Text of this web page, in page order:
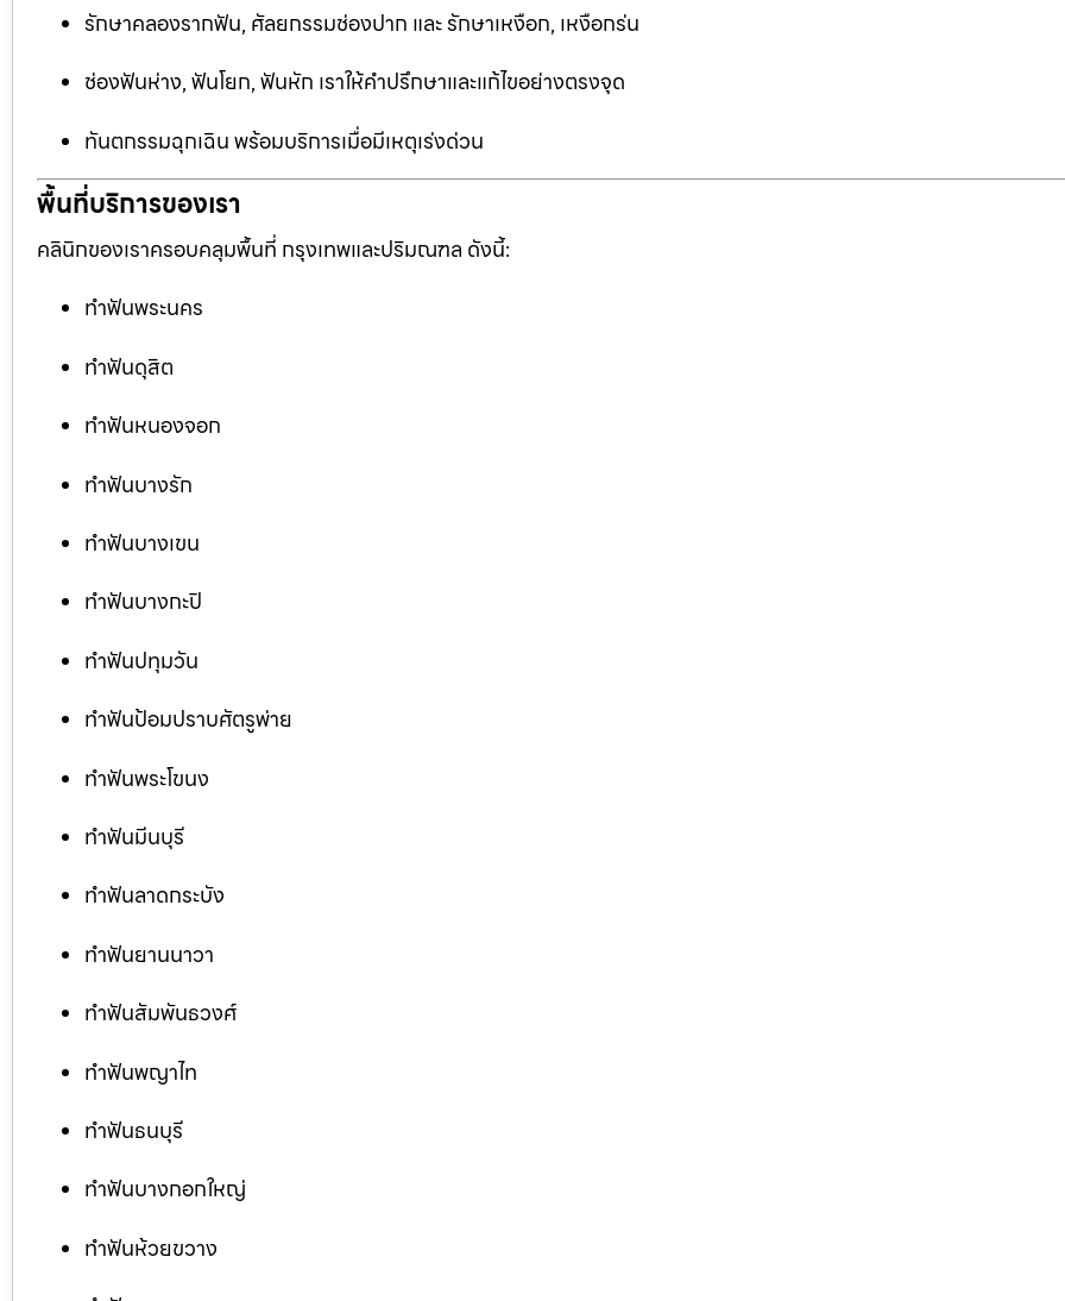
รักษาคลองรากฟัน, ศัลยกรรมช่องปาก และ รักษาเหงือก, เหงือกร่น
ช่องฟันห่าง, ฟันโยก, ฟันหัก เราให้คำปรึกษาและแก้ไขอย่างตรงจุด
ทันตกรรมฉุกเฉิน พร้อมบริการเมื่อมีเหตุเร่งด่วน
พื้นที่บริการของเรา
คลินิกของเราครอบคลุมพื้นที่ กรุงเทพและปริมณฑล ดังนี้:
ทำฟันพระนคร
ทำฟันดุสิต
ทำฟันหนองจอก
ทำฟันบางรัก
ทำฟันบางเขน
ทำฟันบางกะปิ
ทำฟันปทุมวัน
ทำฟันป้อมปราบศัตรูพ่าย
ทำฟันพระโขนง
ทำฟันมีนบุรี
ทำฟันลาดกระบัง
ทำฟันยานนาวา
ทำฟันสัมพันธวงศ์
ทำฟันพญาไท
ทำฟันธนบุรี
ทำฟันบางกอกใหญ่
ทำฟันห้วยขวาง